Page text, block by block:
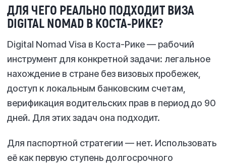
ДЛЯ ЧЕГО РЕАЛЬНО ПОДХОДИТ ВИЗА
DIGITAL NOMAD В КОСТА-РИКЕ?
Digital Nomad Visa в Коста-Рике — рабочий
инструмент для конкретной задачи: легальное
нахождение в стране без визовых пробежек,
доступ к локальным банковским счетам,
верификация водительских прав в период до 90
дней. Для этих задач она подходит.
Для паспортной стратегии — нет. Использовать
её как первую ступень долгосрочного